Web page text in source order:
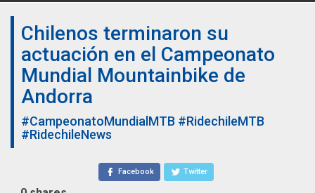
Chilenos terminaron su
actuación en el Campeonato
Mundial Mountainbike de
Andorra
#CampeonatoMundialMTB #RidechileMTB
#RidechileNews
Facebook Twitter